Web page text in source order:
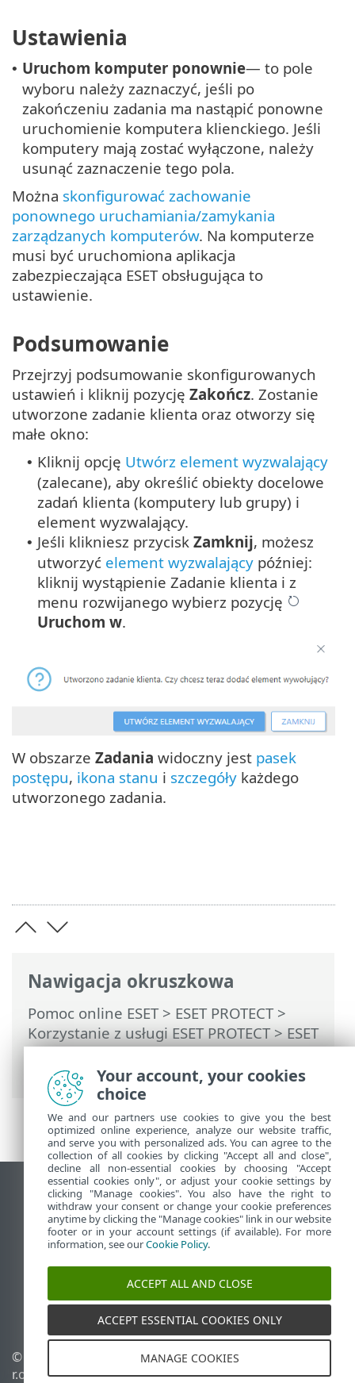
Nawigacja okruszkowa
Pomoc online ESET> ESET PROTECT>
Korzystanie z usługi ESET PROTECT>ESET
PROTECT Menu główne>Zadania>
Zadania klienta > Zamknij komputer
Ustawienia
• Uruchom komputer ponownie— to pole
wyboru należy zaznaczyć, jeśli po
zakończeniu zadania ma nastąpić ponowne
uruchomienie komputera klienckiego. Jeśli
komputery mają zostać wyłączone, należy
usunąć zaznaczenie tego pola.
Można skonfigurować zachowanie
ponownego uruchamiania/zamykania
zarządzanych komputerów. Na komputerze
musi być uruchomiona aplikacja
zabezpieczająca ESET obsługująca to
ustawienie.
Podsumowanie
Przejrzyj podsumowanie skonfigurowanych
ustawień i kliknij pozycję Zakończ. Zostanie
utworzone zadanie klienta oraz otworzy się
małe okno:
• Kliknij opcję Utwórz element wyzwalający
(zalecane), aby określić obiekty docelowe
zadań klienta (komputery lub grupy) i
element wyzwalający.
• Jeśli klikniesz przycisk Zamknij, możesz
utworzyć element wyzwalający później:
kliknij wystąpienie Zadanie klienta i z
menu rozwijanego wybierz pozycję
Uruchom w.
W obszarze Zadania widoczny jest pasek
postępu, ikona stanu i szczegóły każdego
utworzonego zadania.
Wyświetl witrynę internetową dla
komputerów
End of Life
Baza wiedzy ESET
ESET Status Portal
Pomoc regionalna
© 1992 - 2026 ESET, spol. s
r.o. – Wszelkie prawa
Zarządzaj plikami cookie
Polityka dotycząca plików
Your account, your cookies
choice
We and our partners use cookies to give you the best
optimized online experience, analyze our website traffic,
and serve you with personalized ads. You can agree to the
collection of all cookies by clicking "Accept all and close",
decline all non-essential cookies by choosing "Accept
essential cookies only", or adjust your cookie settings by
clicking "Manage cookies". You also have the right to
withdraw your consent or change your cookie preferences
anytime by clicking the "Manage cookies" link in our website
footer or in your account settings (if available). For more
information, see ourCookie Policy.
ACCEPT ALL AND CLOSE
ACCEPT ESSENTIAL COOKIES ONLY
MANAGE COOKIES